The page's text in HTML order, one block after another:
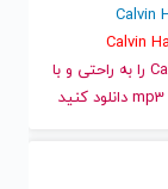
و قدیمی کالوین هریس | Calvin Harris را به راحتی و با